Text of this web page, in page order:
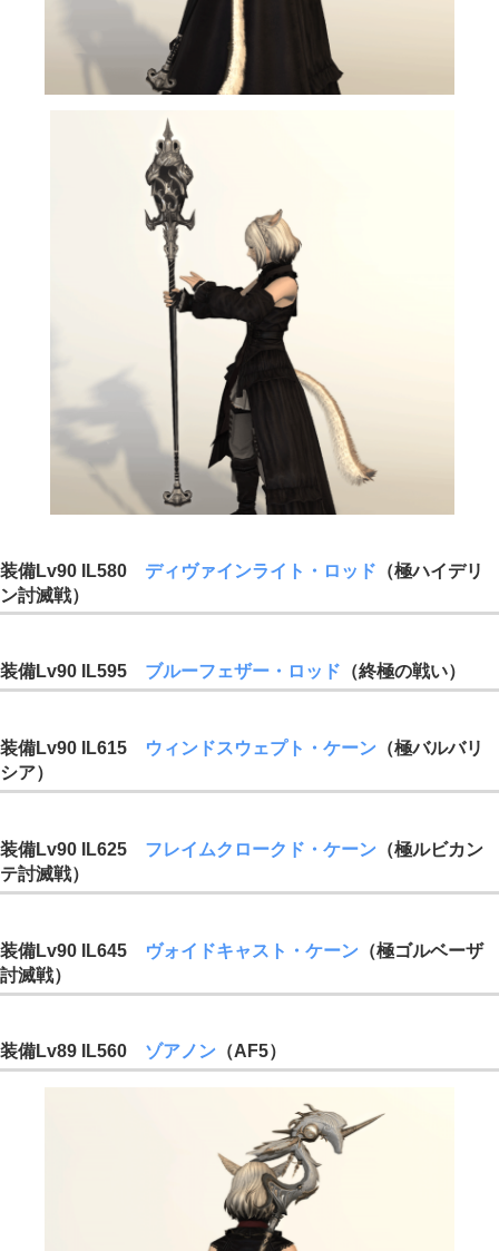
装備Lv90 IL580 ディヴァインライト・ロッド （極ハイデリ
ン討滅戦）
装備Lv90 IL595 ブルーフェザー・ロッド （終極の戦い）
装備Lv90 IL615 ウィンドスウェプト・ケーン （極バルバリ
シア）
装備Lv90 IL625 フレイムクロークド・ケーン （極ルビカン
テ討滅戦）
装備Lv90 IL645 ヴォイドキャスト・ケーン （極ゴルベーザ
討滅戦）
装備Lv89 IL560 ゾアノン （AF5）